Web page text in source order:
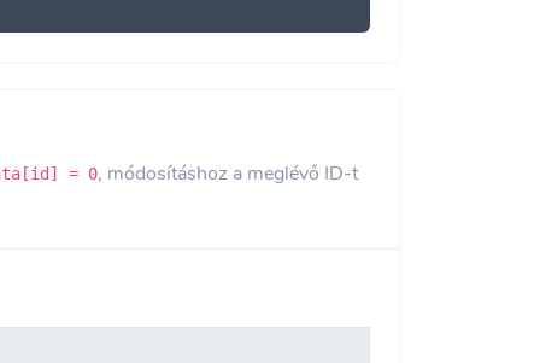
= 0, módosításhoz a meglévő ID-t